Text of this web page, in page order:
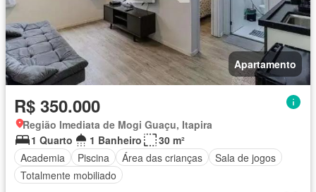
Apartamento
R$ 350.000
Região Imediata de Mogi Guaçu, Itapira
1 Quarto
1 Banheiro
30 m²
Academia
Piscina Área das crianças
Sala de jogos
Totalmente mobiliado